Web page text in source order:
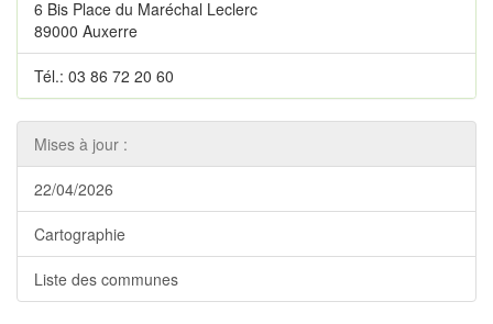
6 Bis Place du Maréchal Leclerc
89000 Auxerre
Tél.: 03 86 72 20 60
Mises à jour :
22/04/2026
Cartographie
Liste des communes